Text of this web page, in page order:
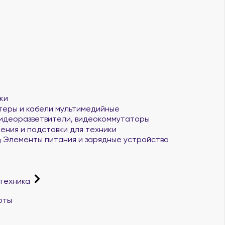
и кабели мультимедийные
видеокоммутаторы
и подставки для техники
Элементы питания и зарядные устройства